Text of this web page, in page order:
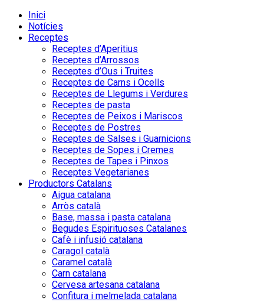
Inici
Notícies
Receptes
Receptes d’Aperitius
Receptes d’Arrossos
Receptes d’Ous i Truites
Receptes de Carns i Ocells
Receptes de Llegums i Verdures
Receptes de pasta
Receptes de Peixos i Mariscos
Receptes de Postres
Receptes de Salses i Guarnicions
Receptes de Sopes i Cremes
Receptes de Tapes i Pinxos
Receptes Vegetarianes
Productors Catalans
Aigua catalana
Arròs català
Base, massa i pasta catalana
Begudes Espirituoses Catalanes
Cafè i infusió catalana
Caragol català
Caramel català
Carn catalana
Cervesa artesana catalana
Confitura i melmelada catalana